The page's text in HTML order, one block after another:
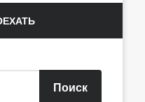
Поиск